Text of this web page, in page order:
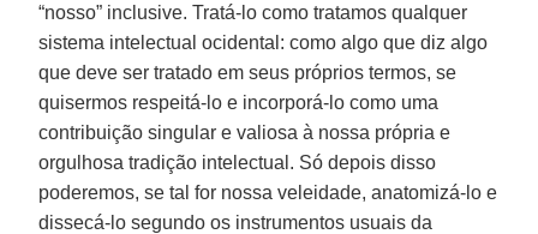
“nosso” inclusive. Tratá-lo como tratamos qualquer
sistema intelectual ocidental: como algo que diz algo
que deve ser tratado em seus próprios termos, se
quisermos respeitá-lo e incorporá-lo como uma
contribuição singular e valiosa à nossa própria e
orgulhosa tradição intelectual. Só depois disso
poderemos, se tal for nossa veleidade, anatomizá-lo e
dissecá-lo segundo os instrumentos usuais da